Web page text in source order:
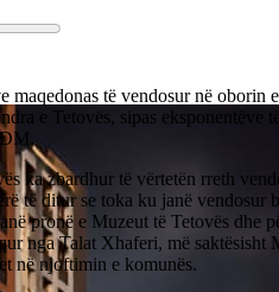
maqedonas të vendosur në oborin
e Tetovës, sipas eksponentëve
ka zbardhur të vërtetën rreth
të ditur se toka ku janë vendosur
pronë e Muzeut të Tetovës dhe
nga Talat Xhaferi, më saktësisht
në njoftimin e komunës.